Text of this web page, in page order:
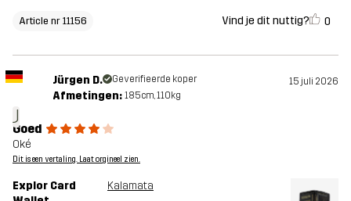
Article nr 11156 Vind je dit nuttig? 0
J
Jürgen D. Geverifieerde koper 15 juli 2026
Afmetingen: 185cm, 110kg
Goed
Oké
Dit is een vertaling. Laat orgineel zien.
Explor Card
Kalamata